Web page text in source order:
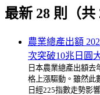
最新 28 則（共
農業總產出額
次突破10兆日圓
日本農業總產出額去
格上漲驅動。雖然此
日經225指數走勢影